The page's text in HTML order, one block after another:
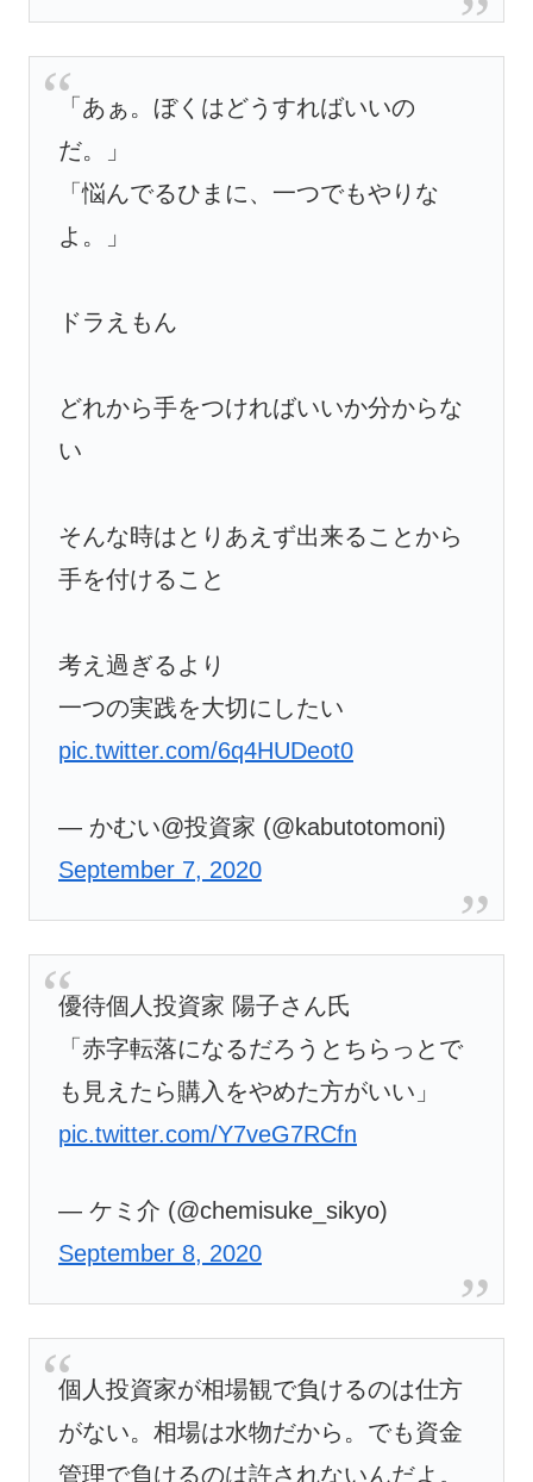
「あぁ。ぼくはどうすればいいの
だ。」
「悩んでるひまに、一つでもやりな
よ。」
ドラえもん
どれから手をつければいいか分からな
い
そんな時はとりあえず出来ることから
手を付けること
考え過ぎるより
一つの実践を大切にしたい
pic.twitter.com/6q4HUDeot0
— かむい@投資家 (@kabutotomoni)
September 7, 2020
優待個人投資家 陽子さん氏
「赤字転落になるだろうとちらっとで
も見えたら購入をやめた方がいい」
pic.twitter.com/Y7veG7RCfn
— ケミ介 (@chemisuke_sikyo)
September 8, 2020
個人投資家が相場観で負けるのは仕方
がない。相場は水物だから。でも資金
管理で負けるのは許されないんだよ。